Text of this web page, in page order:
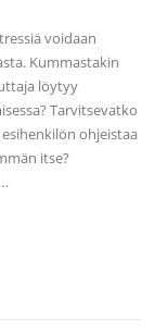
voidaan
Kummastakin
löytyy
Tarvitsevatko
ohjeistaa
itse?